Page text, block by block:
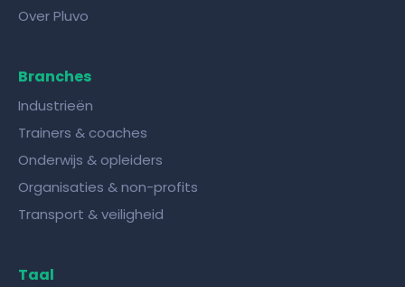
Over Pluvo
Branches
Industrieën
Trainers & coaches
Onderwijs & opleiders
Organisaties & non-profits
Transport & veiligheid
Taal